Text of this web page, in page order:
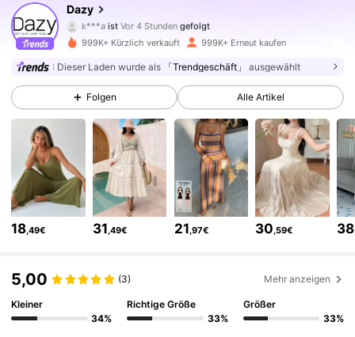
Dazyk***a
a***yist am Durchsuchen
4,86
6.6M Follower
4,86 6.6M Follower
4,86 6.6M Follower
4,86 6.6M Follower
6.6M Follower
999K+ Kürzlich verkauft 999K+ Erneut kaufen
Dieser Laden wurde als 「Trendgeschäft」 ausgewählt
Folgen Alle Artikel
18,49€ 31,49€ 21,97€ 30,59€ 38
5,00 (3) Mehr anzeigen
Kleiner
34%
Richtige Größe
33%
Größer
33%